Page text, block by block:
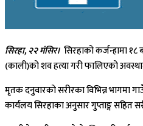
सिरहा, २२ मंसिर। सिरहाको कर्जन्हामा
(काली)को शव हत्या गरी फालिएको
मृतक दनुवारको सरीरका विभिन्न भागमा
कार्यलय सिरहाका अनुसार गुप्ताङ्ग सहित